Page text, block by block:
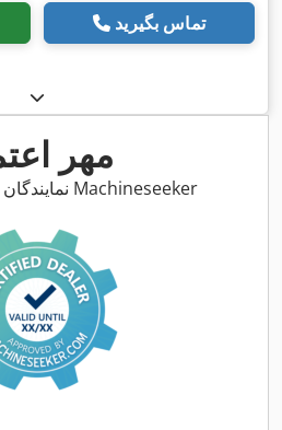
تماس بگیرید
مهر
نمایندگان فروش مورد تأیید Machineseeker